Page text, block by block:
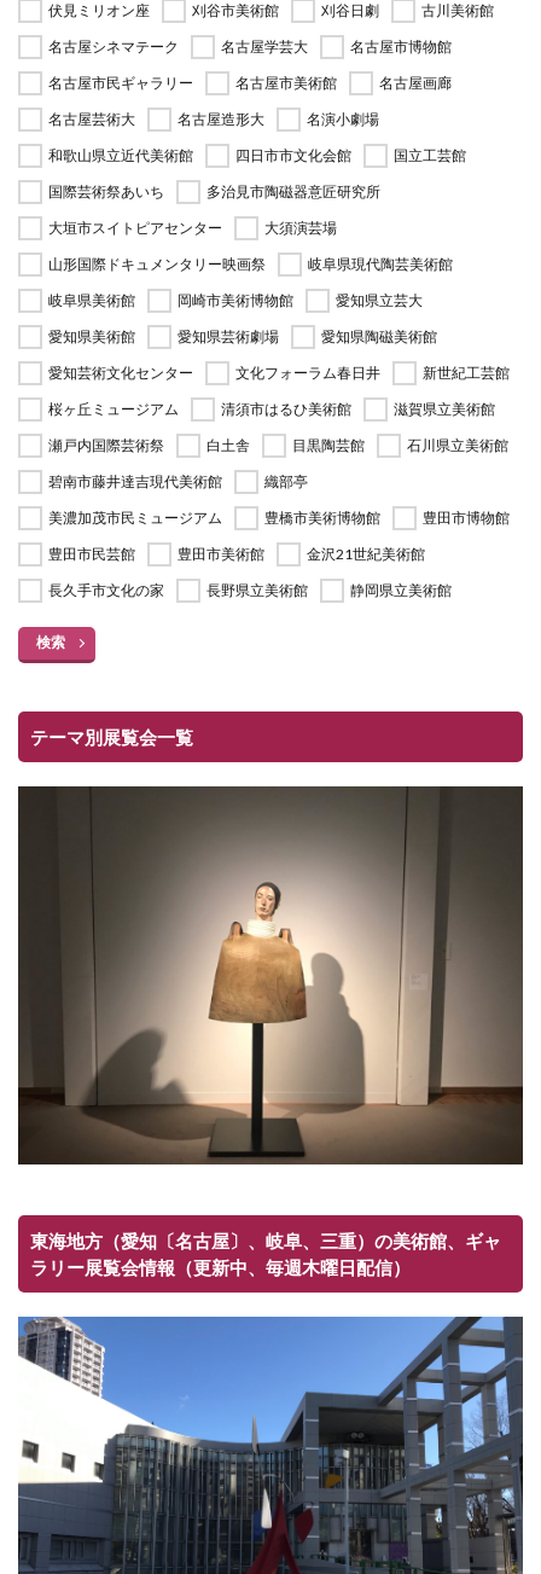
伏見ミリオン座
刈谷市美術館 刈谷日劇
古川美術館
名古屋シネマテーク
名古屋学芸大
名古屋市博物館
名古屋市民ギャラリー
名古屋市美術館
名古屋画廊
名古屋芸術大
名古屋造形大
名演小劇場
和歌山県立近代美術館
四日市市文化会館
国立工芸館
国際芸術祭あいち
多治見市陶磁器意匠研究所
大垣市スイトピアセンター
大須演芸場
山形国際ドキュメンタリー映画祭
岐阜県現代陶芸美術館
岐阜県美術館
岡崎市美術博物館
愛知県立芸大
愛知県美術館
愛知県芸術劇場
愛知県陶磁美術館
愛知芸術文化センター
文化フォーラム春日井
新世紀工芸館
桜ヶ丘ミュージアム
清須市はるひ美術館
滋賀県立美術館
瀬戸内国際芸術祭
白土舎 目黒陶芸館
石川県立美術館
碧南市藤井達吉現代美術館
織部亭
美濃加茂市民ミュージアム
豊橋市美術博物館
豊田市博物館
豊田市民芸館
豊田市美術館
金沢21世紀美術館
長久手市文化の家
長野県立美術館 静岡県立美術館
検索
テーマ別展覧会一覧
東海地方（愛知〔名古屋〕、岐阜、三重）の美術館、ギャ
ラリー展覧会情報（更新中、毎週木曜日配信）